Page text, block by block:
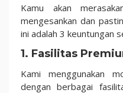
Kamu akan
mengesankan dan
ini adalah 3 keuntungan
1. Fasilitas
Kami menggunakan
dengan berbagai